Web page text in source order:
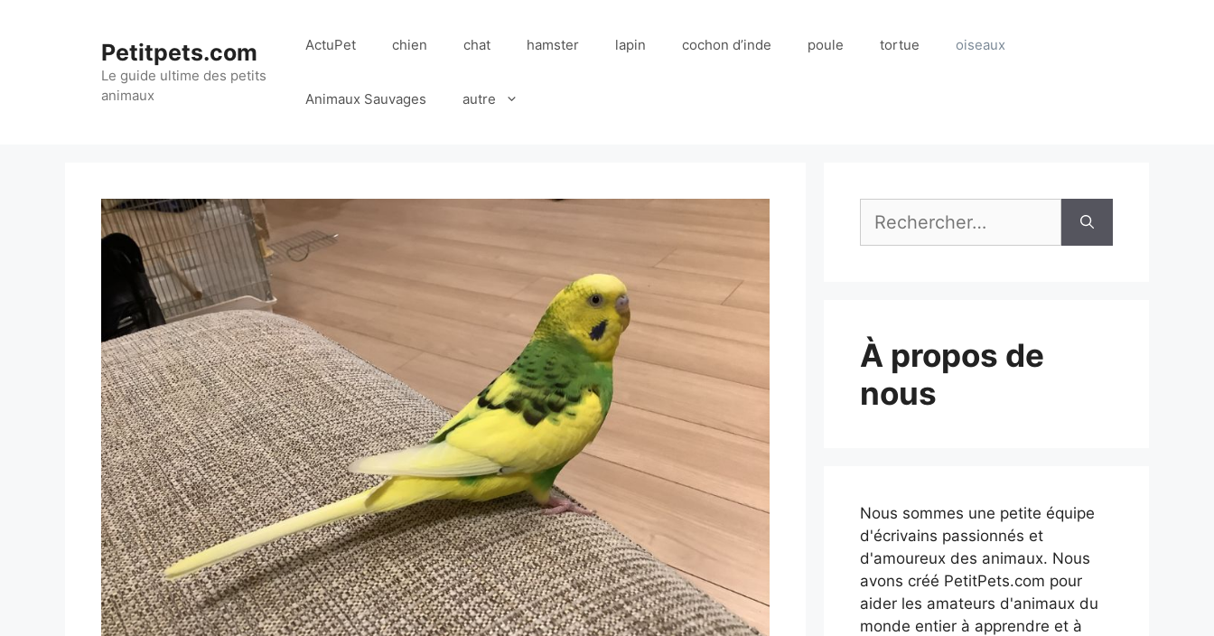
Petitpets.com
Le guide ultime des petits
animaux
ActuPet chien chat hamster lapin cochon d’inde poule tortue oiseaux
Animaux Sauvages autre
À propos de
nous
Nous sommes une petite équipe
d'écrivains passionnés et
d'amoureux des animaux. Nous
avons créé PetitPets.com pour
aider les amateurs d'animaux du
monde entier à apprendre et à